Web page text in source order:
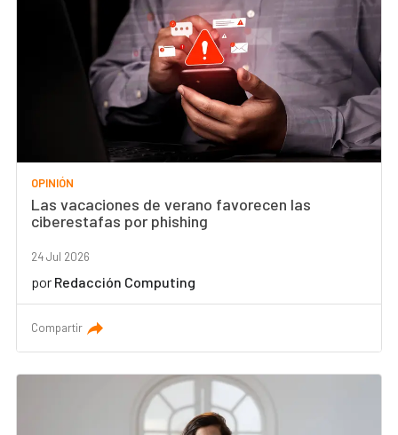
OPINIÓN
Las vacaciones de verano favorecen las
ciberestafas por phishing
24 Jul 2026
por Redacción Computing
Compartir